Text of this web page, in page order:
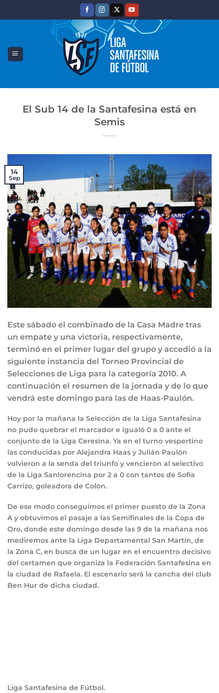
El Sub 14 de la Santafesina está en
Semis
14
Sep
Este sábado el combinado de la Casa Madre tras
un empate y una victoria, respectivamente,
terminó en el primer lugar del grupo y accedió a la
siguiente instancia del Torneo Provincial de
Selecciones de Liga para la categoría 2010. A
continuación el resumen de la jornada y de lo que
vendrá este domingo para las de Haas-Paulón.
Hoy por la mañana la Selección de la Liga Santafesina
no pudo quebrar el marcador e igualó 0 a 0 ante el
conjunto de la Liga Ceresina. Ya en el turno vespertino
las conducidas por Alejandra Haas y Julián Paulón
volvieron a la senda del triunfo y vencieron al selectivo
de la Liga Sanlorencina por 2 a 0 con tantos de Sofía
Carrizo, goleadora de Colón.
De ese modo conseguimos el primer puesto de la Zona
A y obtuvimos el pasaje a las Semifinales de la Copa de
Oro, donde este domingo desde las 9 de la mañana nos
mediremos ante la Liga Departamental San Martín, de
la Zona C, en busca de un lugar en el encuentro decisivo
del certamen que organiza la Federación Santafesina en
la ciudad de Rafaela. El escenario será la cancha del club
Ben Hur de dicha ciudad.
Liga Santafesina de Fútbol.